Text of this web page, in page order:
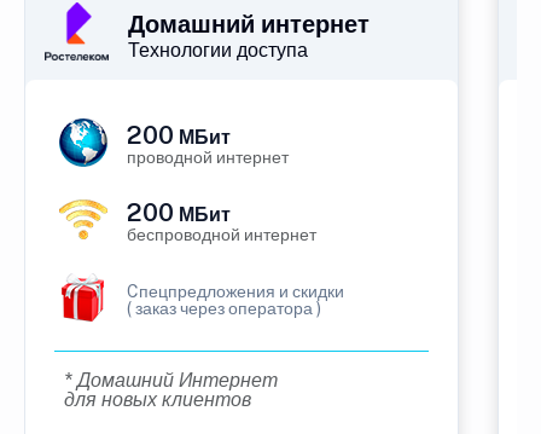
Домашний интернет
Технологии доступа
200 МБит
проводной интернет
200 МБит
беспроводной интернет
Cпецпредложения и скидки
( заказ через оператора )
* Домашний Интернет
для новых клиентов